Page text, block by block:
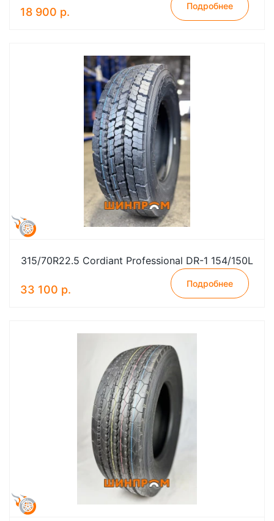
18 900 р. Подробнее
315/70R22.5 Cordiant Professional DR-1 154/150L
33 100 р. Подробнее